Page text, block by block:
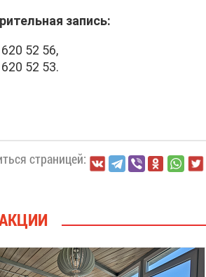
запись:
52 56,
52 53.
страницей: